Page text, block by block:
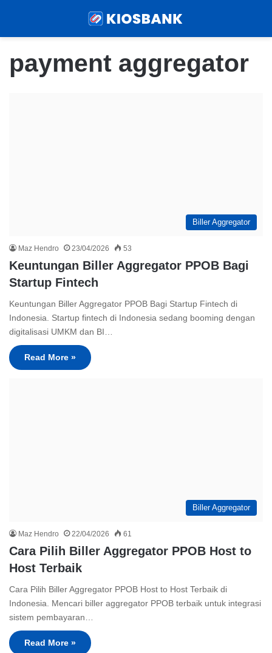
payment aggregator
Biller Aggregator
Maz Hendro 23/04/2026 53
Keuntungan Biller Aggregator PPOB Bagi
Startup Fintech
Keuntungan Biller Aggregator PPOB Bagi Startup Fintech di
Indonesia. Startup fintech di Indonesia sedang booming dengan
digitalisasi UMKM dan BI…
Read More »
Biller Aggregator
Maz Hendro 22/04/2026 61
Cara Pilih Biller Aggregator PPOB Host to
Host Terbaik
Cara Pilih Biller Aggregator PPOB Host to Host Terbaik di
Indonesia. Mencari biller aggregator PPOB terbaik untuk integrasi
sistem pembayaran…
Read More »